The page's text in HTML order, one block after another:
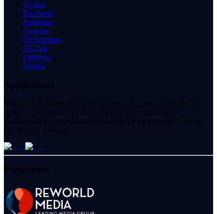
Twitter
Facebook
Instagram
Youtube
Dailymotion
Tik Tok
Linkedin
Twitch
Applications
Retrouvez le basket, le hockey sur glace, le volley et plus de 70
sports et compétitions en directs et tous nos programmes
gratuitement sur smartphone ou tablette. Le programme Tv de ce
soir et de ce weekend.
Partenaires